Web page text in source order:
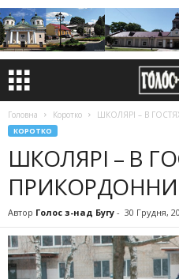
Головна Коротко ШКОЛЯРІ – В
КОРОТКО
ШКОЛЯРІ – В
Автор Голос з-над Бугу - 30 Грудня,